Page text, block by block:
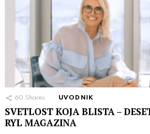
60 Shares UVODNIK
SVETLOST KOJA BLISTA –
RYL MAGAZINA